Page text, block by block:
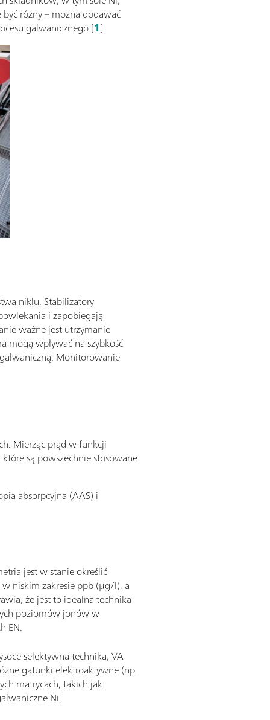
różny – można dodawać
galwanicznego [1].
niklu. Stabilizatory
i zapobiegają
ważne jest utrzymanie
mogą wpływać na szybkość
Monitorowanie
Mierząc prąd w funkcji
są powszechnie stosowane
absorpcyjna (AAS) i
jest w stanie określić
niskim zakresie ppb (µg/l), a
że jest to idealna technika
poziomów jonów w
EN.
selektywna technika, VA
gatunki elektroaktywne (np.
matrycach, takich jak
Ni.